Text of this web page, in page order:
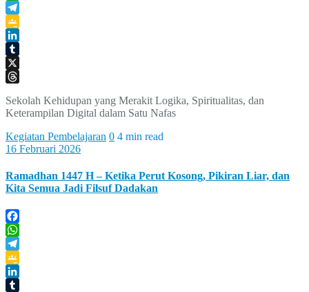
WhatsApp
Telegram
Google
Classroom
LinkedIn
Tumblr
X
Sekolah Kehidupan yang Merakit Logika, Spiritualitas, dan
Keterampilan Digital dalam Satu Nafas
Kegiatan Pembelajaran 0 4 min read
16 Februari 2026
Ramadhan 1447 H – Ketika Perut Kosong, Pikiran Liar, dan
Kita Semua Jadi Filsuf Dadakan
Facebook
WhatsApp
Telegram
Google
Classroom
LinkedIn